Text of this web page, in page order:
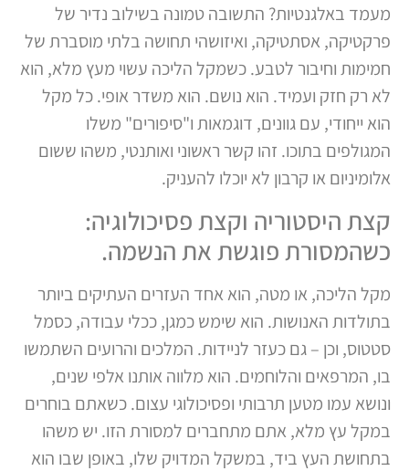
מעמד באלגנטיות? התשובה טמונה בשילוב נדיר של
פרקטיקה, אסתטיקה, ואיזושהי תחושה בלתי מוסברת של
חמימות וחיבור לטבע. כשמקל הליכה עשוי מעץ מלא, הוא
לא רק חזק ועמיד. הוא נושם. הוא משדר אופי. כל מקל
הוא ייחודי, עם גוונים, דוגמאות ו"סיפורים" משלו
המגולפים בתוכו. זהו קשר ראשוני ואותנטי, משהו ששום
אלומיניום או קרבון לא יוכלו להעניק.
קצת היסטוריה וקצת פסיכולוגיה:
כשהמסורת פוגשת את הנשמה.
מקל הליכה, או מטה, הוא אחד העזרים העתיקים ביותר
בתולדות האנושות. הוא שימש כמגן, ככלי עבודה, כסמל
סטטוס, וכן – גם כעזר לניידות. המלכים והרועים השתמשו
בו, המרפאים והלוחמים. הוא מלווה אותנו אלפי שנים,
ונושא עמו מטען תרבותי ופסיכולוגי עצום. כשאתם בוחרים
במקל עץ מלא, אתם מתחברים למסורת הזו. יש משהו
בתחושת העץ ביד, במשקל המדויק שלו, באופן שבו הוא